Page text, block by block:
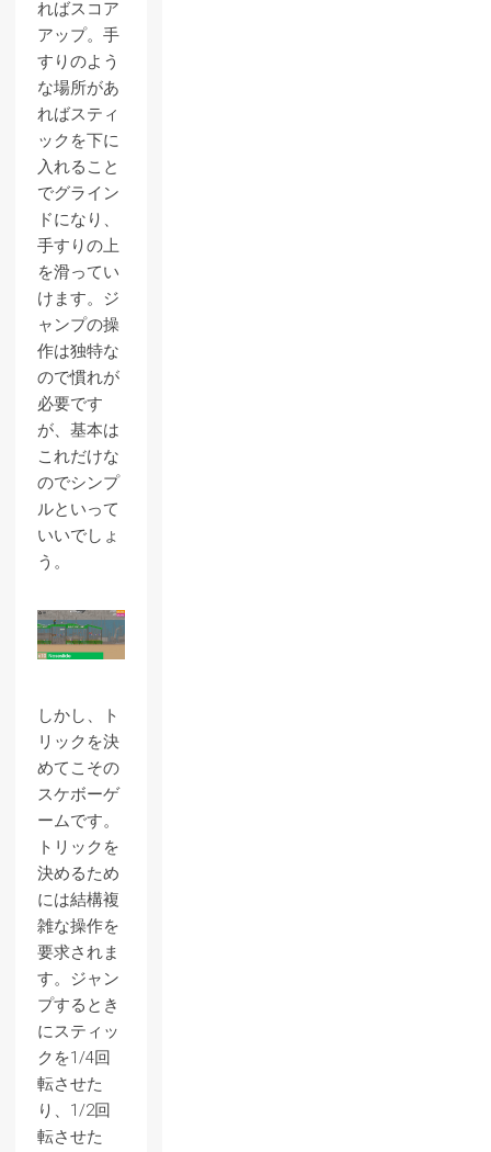
ればスコア
アップ。手
すりのよう
な場所があ
ればスティ
ックを下に
入れること
でグライン
ドになり、
手すりの上
を滑ってい
けます。ジ
ャンプの操
作は独特な
ので慣れが
必要です
が、基本は
これだけな
のでシンプ
ルといって
いいでしょ
う。
しかし、ト
リックを決
めてこその
スケボーゲ
ームです。
トリックを
決めるため
には結構複
雑な操作を
要求されま
す。ジャン
プするとき
にスティッ
クを1/4回
転させた
り、1/2回
転させた